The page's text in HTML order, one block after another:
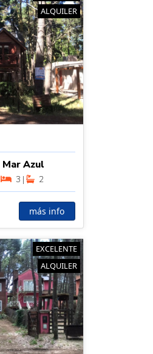
ALQUILER
Mar Azul
3 | 2
más info
EXCELENTE
ALQUILER